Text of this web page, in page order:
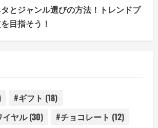
とジャンル選びの方法！トレンドブ
目指そう！
#ギフト (18)
ヤル(30) #チョコレート (12)